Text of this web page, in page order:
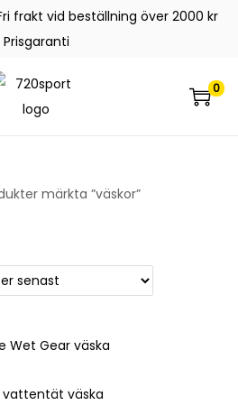
frakt vid beställning över 2000 kr
Prisgaranti
0
märkta ”väskor”
vattentät väska